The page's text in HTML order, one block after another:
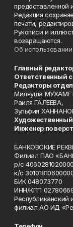
предоставленной
Редакция
печати,
Рукописи и
возвращаются.
Об
Главный
Ответственный
Редакторы
Миляуша
Раиля ГАЛЕЕВА,
Зульфия
Художественный
Инженер по
БАНКОВСКИЕ
Филиал ПАО
р/с
к/с
БИК 048073770
ИНН/КПП
Республиканский
филиал АО ИД